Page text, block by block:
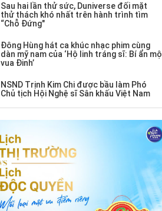
Sau hai lần thử sức, Duniverse đối mặt
thử thách khó nhất trên hành trình tìm
“Chỗ Đứng"
Đông Hùng hát ca khúc nhạc phim cùng
dàn mỹ nam của ‘Hộ linh tráng sĩ: Bí ẩn mộ
vua Đinh’
NSND Trịnh Kim Chi được bầu làm Phó
Chủ tịch Hội Nghệ sĩ Sân khấu Việt Nam